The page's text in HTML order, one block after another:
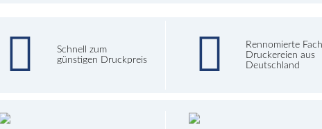
Schnell zum
günstigen Druckpreis
Rennomierte
Druckereien aus
Deutschland